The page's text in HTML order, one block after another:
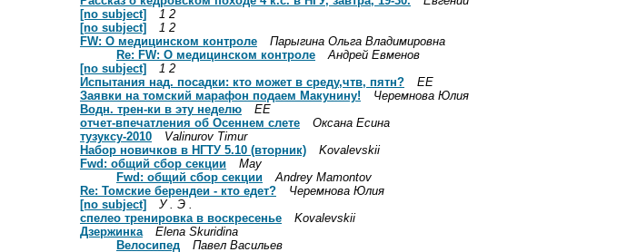
[no subject]
1 2
[no subject]
1 2
FW: О медицинском контроле
Парыгина Ольга Владимировна
Re: FW: О медицинском контроле
Aндрей Евменов
[no subject]
1 2
Испытания над. посадки: кто может в среду,чтв, пятн?
ЕЕ
Заявки на томский марафон подаем Макунину!
Черемнова Юлия
Водн. трен-ки в эту неделю
ЕЕ
отчет-впечатления об Осеннем слете
Оксана Есина
тузуксу-2010
Valinurov Timur
Набор новичков в НГТУ 5.10 (вторник)
Kovalevskii
Fwd: общий сбор секции
May
Fwd: общий сбор секции
Andrey Mamontov
Re: Томские берендеи - кто едет?
Черемнова Юлия
[no subject]
У . Э .
спелео тренировка в воскресенье
Kovalevskii
Дзержинка
Elena Skuridina
Велосипед
Павел Васильев